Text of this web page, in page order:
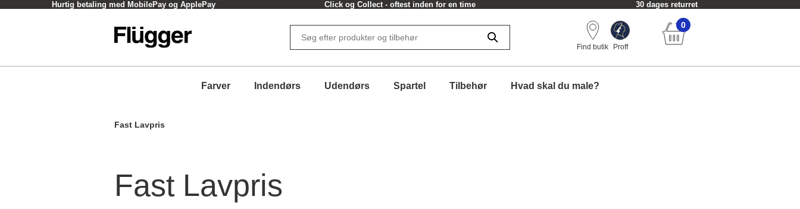
Hurtig betaling med MobilePay og ApplePay Click og Collect - oftest inden for en time 30 dages returret
Find butik Proff
0
Farver Indendørs Udendørs Spartel Tilbehør Hvad skal du male?
Fast Lavpris
Fast Lavpris